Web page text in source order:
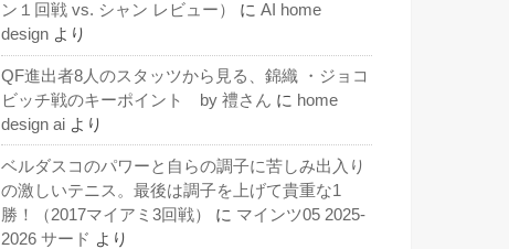
ン１回戦 vs. シャン レビュー）
に AI home
design より
QF進出者8人のスタッツから見る、錦織 ・ジョコ
ビッチ戦のキーポイント by 禮さん に home
design ai より
ベルダスコのパワーと自らの調子に苦しみ出入り
の激しいテニス。最後は調子を上げて貴重な1
勝！（2017マイアミ3回戦）
に マインツ05 2025-
2026 サード より